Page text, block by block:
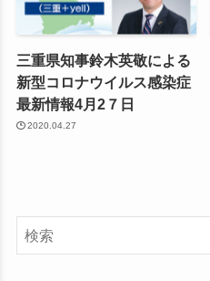
三重県知事鈴木英敬による
新型コロナウイルス感染症
最新情報4月2７日
2020.04.27